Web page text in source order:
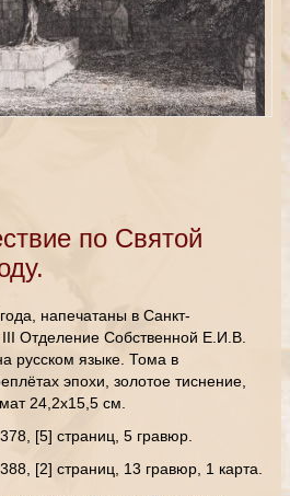
по Святой
напечатаны в Санкт-
Отделение Собственной Е.И.В.
русском языке. Тома в
эпохи, золотое тиснение,
24,2х15,5 см.
[5] страниц, 5 гравюр.
[2] страниц, 13 гравюр, 1 карта.